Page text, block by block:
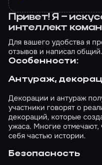
Привет! Я –
интеллект
Для вашего удобства я
отзывов и написал общий.
Особенности:
Антураж,
Декорации и антураж
участники говорят о
декораций, которые
ужаса. Многие отмечают,
себя частью истории.
Безопасность